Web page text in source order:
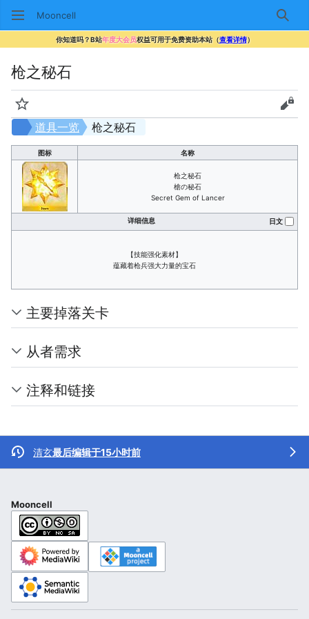
Mooncell 搜索
你知道吗？B站年度大会员权益可用于免费资助本站（查看详情）
枪之秘石
监视 查看
枪之秘石
道具一览
图标 名称
枪之秘石
槍の秘石
Secret Gem of Lancer
详细信息 日文
【技能强化素材】
蕴藏着枪兵强大力量的宝石
主要掉落关卡
从者需求
注释和链接
清玄最后编辑于15小时前
Mooncell